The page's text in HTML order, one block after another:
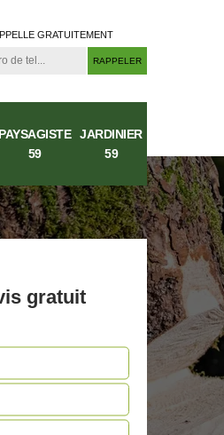
GRATUITEMENT
PAYSAGISTE
59
JARDINIER
59
gratuit